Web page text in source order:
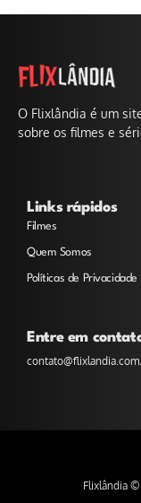
O Flixlândia é um
sobre os filmes e
Links rápidos
Filmes
Quem Somos
Políticas de Privacidade
Entre em
Flixlândia